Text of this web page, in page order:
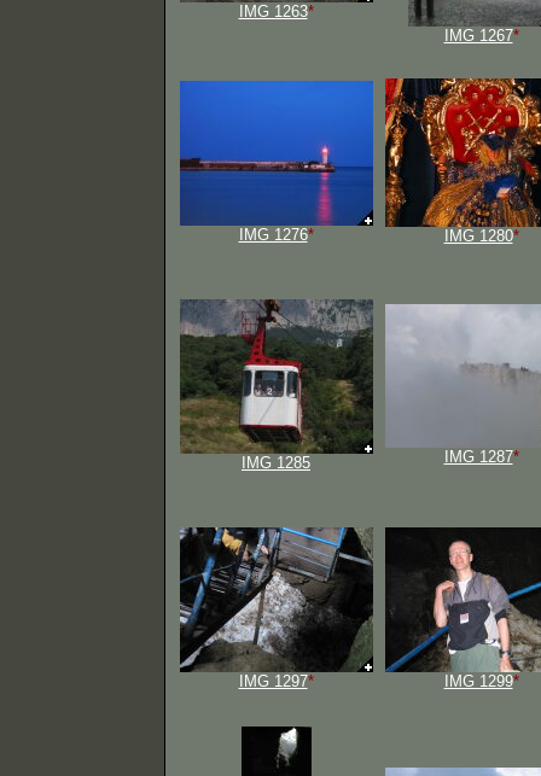
IMG 1263*
IMG 1267*
IMG 1276* IMG 1280*
IMG 1285 IMG 1287*
IMG 1297* IMG 1299*